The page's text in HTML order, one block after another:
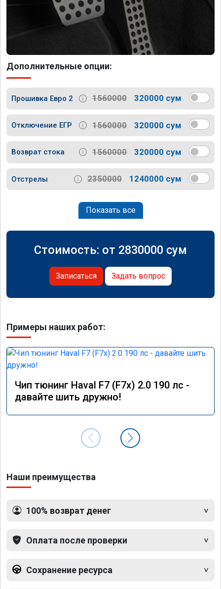
Дополнительные опции:
Прошивка Евро 2 1560000 320000 сум
Отключение ЕГР 1560000 320000 сум
Возврат стока 1560000 320000 сум
Отстрелы 2350000 1240000 сум
Показать все
Стоимость: от 2830000 сум
Записаться Задать вопрос
Примеры наших работ:
Чип тюнинг Haval F7 (F7x) 2.0 190 лс -
давайте шить дружно!
Наши преимущества
100% возврат денег
Оплата после проверки
Сохранение ресурса